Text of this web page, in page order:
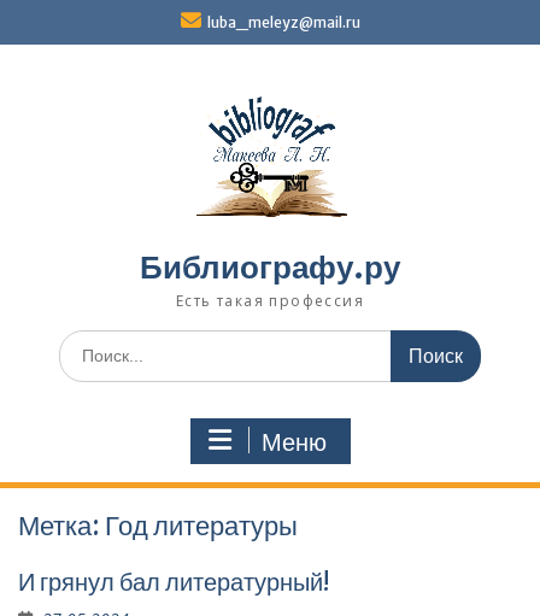
luba_meleyz@mail.ru
Библиографу.ру
Есть такая профессия
Поиск
по:
Меню
Метка: Год литературы
И грянул бал литературный!